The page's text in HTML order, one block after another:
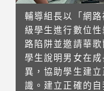
輔導組長以「網
級學生進行數位
路陷阱並邀請華
學生說明男女在
異，協助學生建
識。建立正確的自